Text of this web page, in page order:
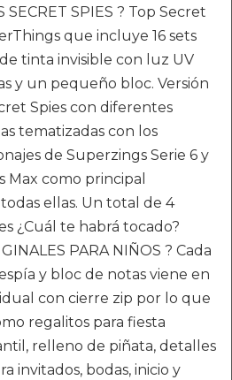
SECRET SPIES ? Top Secret
que incluye 16 sets
tinta invisible con luz UV
y un pequeño bloc. Versión
Spies con diferentes
tematizadas con los
de Superzings Serie 6 y
Max como principal
ellas. Un total de 4
¿Cuál te habrá tocado?
PARA NIÑOS ? Cada
y bloc de notas viene en
con cierre zip por lo que
regalitos para fiesta
relleno de piñata, detalles
invitados, bodas, inicio y